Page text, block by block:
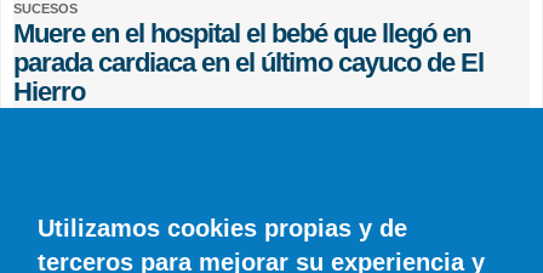
SUCESOS
Muere en el hospital el bebé que llegó en
parada cardiaca en el último cayuco de El
Hierro
Utilizamos cookies propias y de
terceros para mejorar su experiencia y